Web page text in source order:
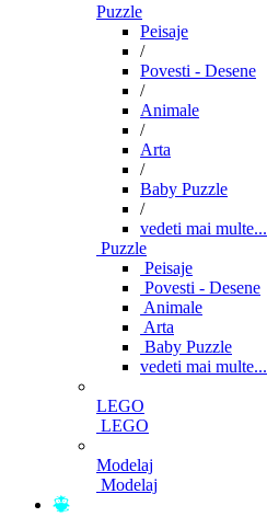
Puzzle
Peisaje
/
Povesti - Desene
/
Animale
/
Arta
/
Baby Puzzle
/
vedeti mai multe...
Puzzle
Peisaje
Povesti - Desene
Animale
Arta
Baby Puzzle
vedeti mai multe...
LEGO
LEGO
Modelaj
Modelaj